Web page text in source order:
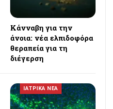
Κάνναβη για την
άνοια: νέα ελπιδοφόρα
θεραπεία για τη
διέγερση
ΙΑΤΡΙΚΑ ΝΕΑ